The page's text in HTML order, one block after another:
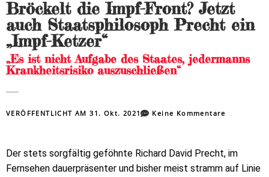
Bröckelt die Impf-Front? Jetzt
auch Staatsphilosoph Precht ein
„Impf-Ketzer“
„Es ist nicht Aufgabe des Staates, jedermanns
Krankheitsrisiko auszuschließen“
VERÖFFENTLICHT AM31. Okt. 2021 Keine Kommentare
Der stets sorgfältig geföhnte Richard David Precht, im
Fernsehen dauerpräsenter und bisher meist stramm auf Linie